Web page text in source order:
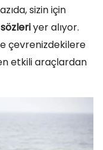
sizin için
yer alıyor.
çevrenizdekilere
etkili araçlardan